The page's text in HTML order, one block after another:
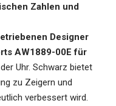
Zahlen und
Designer
AW1889-00E für
Uhr. Schwarz bietet
zu Zeigern und
verbessert wird.